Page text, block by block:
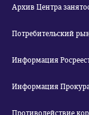
Архив Центра
Потребительский
Информация
Информация
Противодействие